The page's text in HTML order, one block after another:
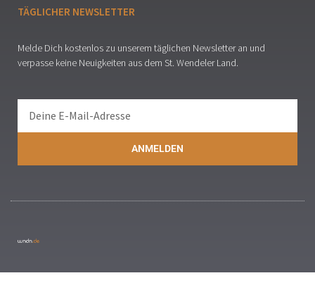
TÄGLICHER NEWSLETTER
Melde Dich kostenlos zu unserem täglichen Newsletter an und
verpasse keine Neuigkeiten aus dem St. Wendeler Land.
ANMELDEN